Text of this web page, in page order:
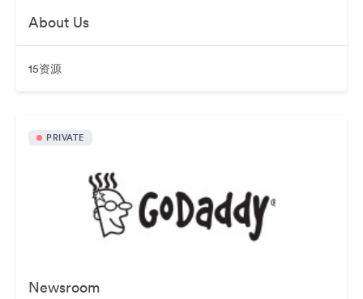
About Us
15资源
PRIVATE
Newsroom